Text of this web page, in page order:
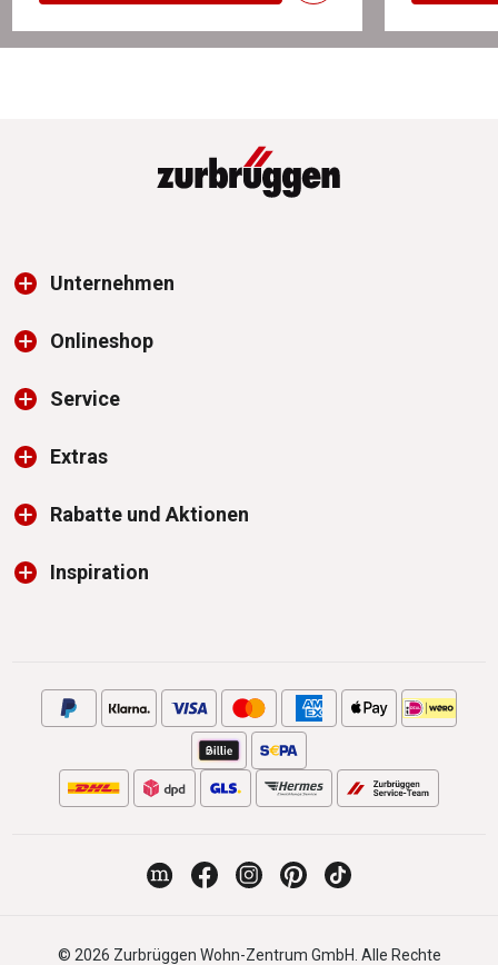
Unternehmen
Onlineshop
Service
Extras
Rabatte und Aktionen
Inspiration
© 2026 Zurbrüggen Wohn-Zentrum GmbH. Alle Rechte